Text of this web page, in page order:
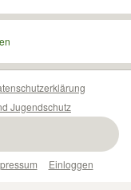
Jugendschutz
Einloggen